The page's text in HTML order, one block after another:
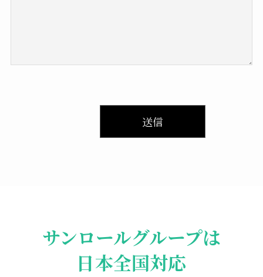
サンロールグループは
日本全国対応